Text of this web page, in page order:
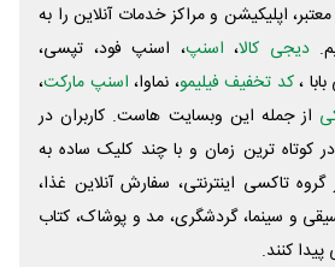
اپلیکیشن و مراکز خدمات آنلاین را به
دیجی کالا، اسنپ، اسنپ فود، تپسی،
،کد تخفیف فیلیمو، نماوا، اسنپ مارکت،
از جمله این وبسایت ‌هاست. کاربران در
کوتاه ترین زمان و با چند کلیک ساده به
تاکسی اینترنتی، سفارش آنلاین غذا،
و سینما، گردشگری، مد و پوشاک، کتاب
کنند.